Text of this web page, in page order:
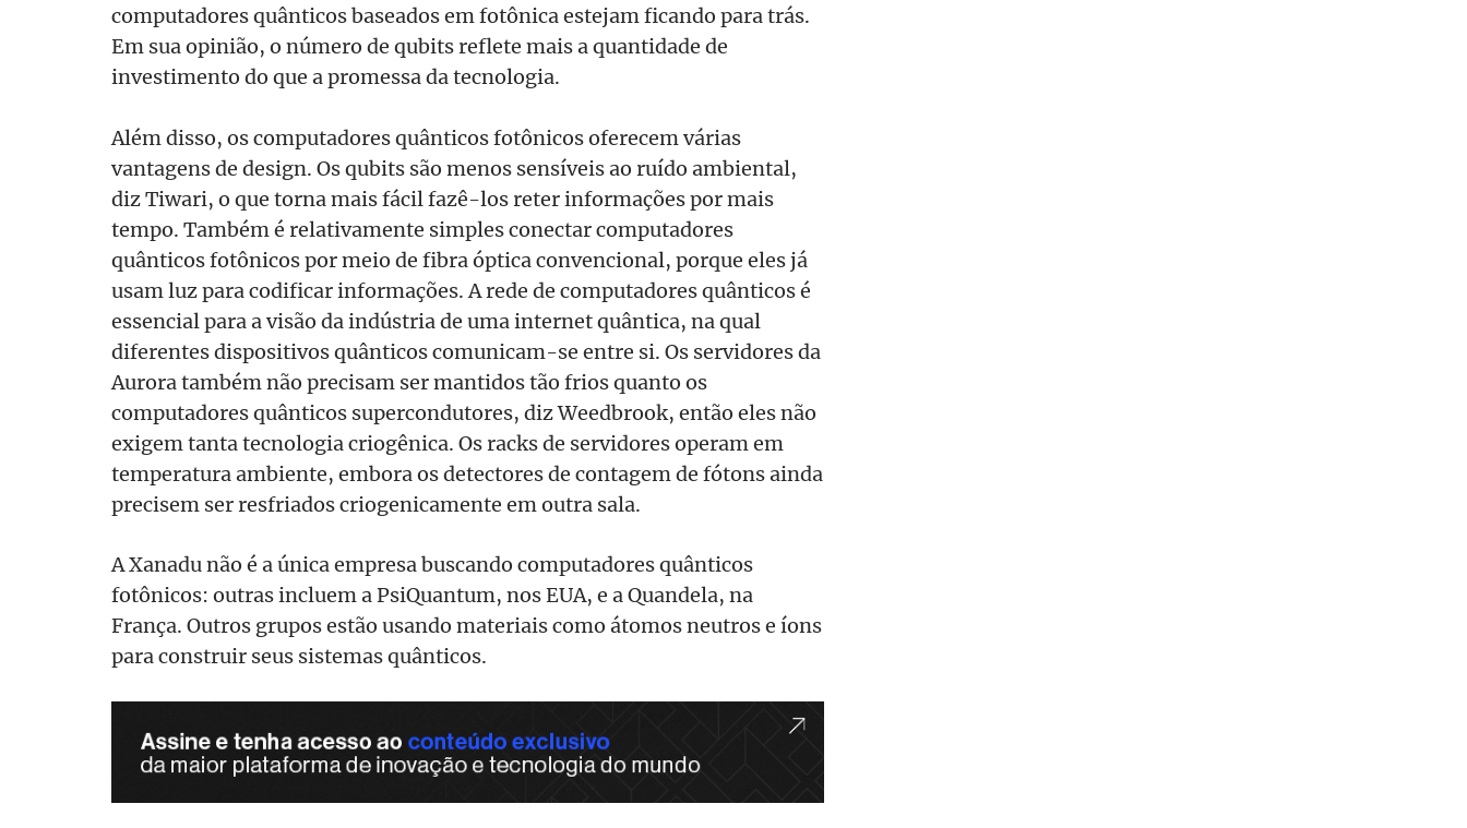
computadores quânticos baseados em fotônica estejam ficando para trás.
Em sua opinião, o número de qubits reflete mais a quantidade de
investimento do que a promessa da tecnologia.
Além disso, os computadores quânticos fotônicos oferecem várias
vantagens de design. Os qubits são menos sensíveis ao ruído ambiental,
diz Tiwari, o que torna mais fácil fazê-los reter informações por mais
tempo. Também é relativamente simples conectar computadores
quânticos fotônicos por meio de fibra óptica convencional, porque eles já
usam luz para codificar informações. A rede de computadores quânticos é
essencial para a visão da indústria de uma internet quântica, na qual
diferentes dispositivos quânticos comunicam-se entre si. Os servidores da
Aurora também não precisam ser mantidos tão frios quanto os
computadores quânticos supercondutores, diz Weedbrook, então eles não
exigem tanta tecnologia criogênica. Os racks de servidores operam em
temperatura ambiente, embora os detectores de contagem de fótons ainda
precisem ser resfriados criogenicamente em outra sala.
A Xanadu não é a única empresa buscando computadores quânticos
fotônicos: outras incluem a PsiQuantum, nos EUA, e a Quandela, na
França. Outros grupos estão usando materiais como átomos neutros e íons
para construir seus sistemas quânticos.